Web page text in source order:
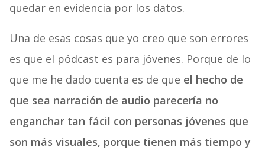
quedar en evidencia por los datos.
Una de esas cosas que yo creo que son errores
es que el pódcast es para jóvenes. Porque de lo
que me he dado cuenta es de que el hecho de
que sea narración de audio parecería no
enganchar tan fácil con personas jóvenes que
son más visuales, porque tienen más tiempo y